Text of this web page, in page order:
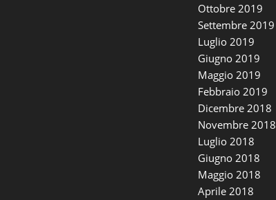
Ottobre 2019
Settembre 2019
Luglio 2019
Giugno 2019
Maggio 2019
Febbraio 2019
Dicembre 2018
Novembre 2018
Luglio 2018
Giugno 2018
Maggio 2018
Aprile 2018